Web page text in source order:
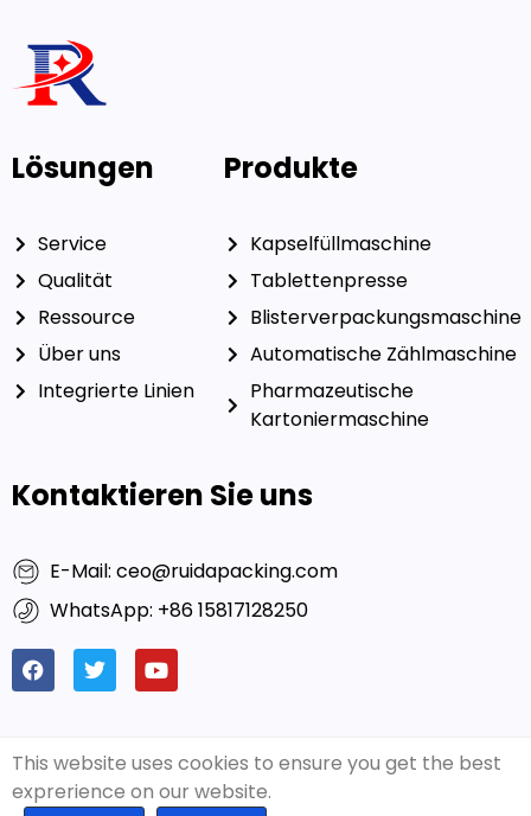
Lösungen
Service
Qualität
Ressource
Über uns
Integrierte Linien
Produkte
Kapselfüllmaschine
Tablettenpresse
Blisterverpackungsmaschine
Automatische Zählmaschine
Pharmazeutische
Kartoniermaschine
Kontaktieren Sie uns
E-Mail: ceo@ruidapacking.com
WhatsApp: +86 15817128250
© 2026 Ruida Packing
Machinery Co., Ltd. Alle Rechte
Freundliche Links:Reichhaltige
This website uses cookies to ensure you get the best
exprerience on our website.